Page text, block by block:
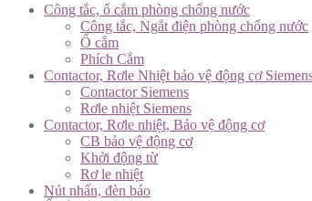
Công tắc, ổ cắm phòng chống nước
Công tắc, Ngắt điện phòng chống nước
Ổ cắm
Phích Cắm
Contactor, Rơle Nhiệt bảo vệ động cơ
Contactor Siemens
Rơle nhiệt Siemens
Contactor, Rơle nhiệt, Bảo vệ động cơ
CB bảo vệ động cơ
Khởi động từ
Rơ le nhiệt
Nút nhấn, đèn báo